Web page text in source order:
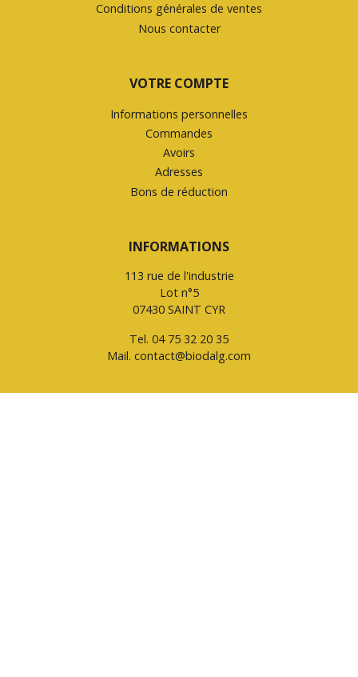
Conditions générales de ventes
Nous contacter
VOTRE COMPTE
Informations personnelles
Commandes
Avoirs
Adresses
Bons de réduction
INFORMATIONS
113 rue de l'industrie
Lot n°5
07430 SAINT CYR
Tel. 04 75 32 20 35
Mail. contact@biodalg.com